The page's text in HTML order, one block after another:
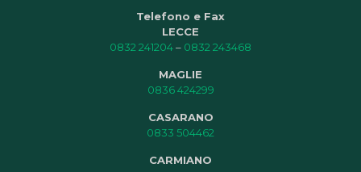
Telefono e Fax
LECCE
0832 241204– 0832 243468
MAGLIE
0836 424299
CASARANO
0833 504462
CARMIANO